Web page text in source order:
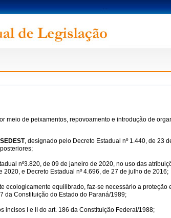
meio de peixamentos, repovoamento e introdução de
, designado pelo Decreto Estadual nº 1.440, de 23
nº3.820, de 09 de janeiro de 2020, no uso das
e Decreto Estadual nº 4.696, de 27 de julho de 2016;
equilibrado, faz-se necessário a
da Constituição do Estado do Paraná/1989;
incisos I e II do art. 186 da Constituição Federal/1988;